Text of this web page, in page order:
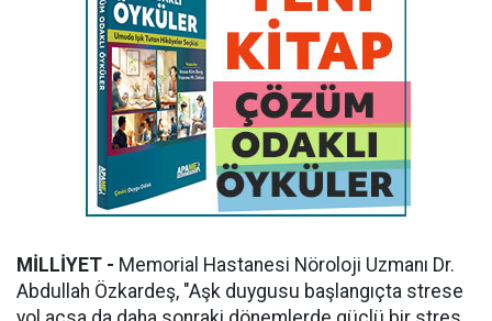
MİLLİYET - Memorial Hastanesi Nöroloji Uzmanı Dr.
Abdullah Özkardeş, "Aşk duygusu başlangıçta strese